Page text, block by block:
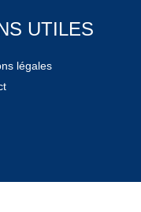
UTILES
légales